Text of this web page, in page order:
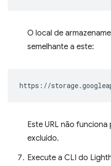
O local de
semelhante a este:
Este URL não
excluído.
Execute a CLI do